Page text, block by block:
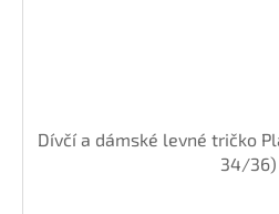
Dívčí a dámské levné tričko
34/36)